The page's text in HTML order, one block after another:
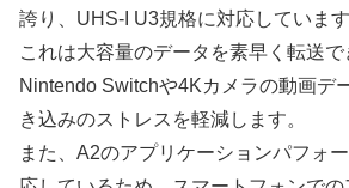
誇り、UHS-I U3規格に対応しています
これは大容量のデータを素早く転送で
Nintendo Switchや4Kカメラの動画デ
き込みのストレスを軽減します。
また、A2のアプリケーションパフォ